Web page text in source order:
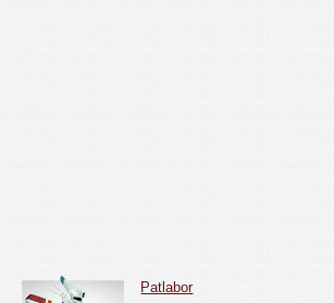
Patlabor